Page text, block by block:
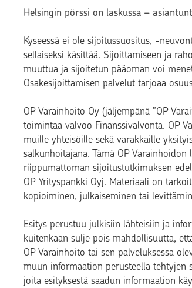
Helsingin pörssi on laskussa –
Kyseessä ei ole sijoitussuositus, -
sellaiseksi käsittää. Sijoittamiseen ja
muuttua ja sijoitetun pääoman voi
Osakesijoittamisen palvelut tarjoaa
OP Varainhoito Oy (jäljempänä ”OP
toimintaa valvoo Finanssivalvonta. OP
muille yhteisöille sekä varakkaille
salkunhoitajana. Tämä OP
riippumattoman sijoitustutkimuksen
OP Yrityspankki Oyj. Materiaali on
kopioiminen, julkaiseminen tai
Esitys perustuu julkisiin lähteisiin ja
kuitenkaan sulje pois mahdollisuutta,
OP Varainhoito tai sen palveluksessa
muun informaation perusteella tehtyjen
joita esityksestä saadun informaation